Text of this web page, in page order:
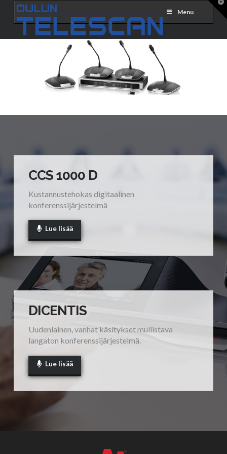
Menu
CCS 1000 D
Kustannustehokas digitaalinen
konferenssijärjestelmä
Lue lisää
DICENTIS
Uudenlainen, vanhat käsitykset mullistava
langaton konferenssijärjestelmä.
Lue lisää